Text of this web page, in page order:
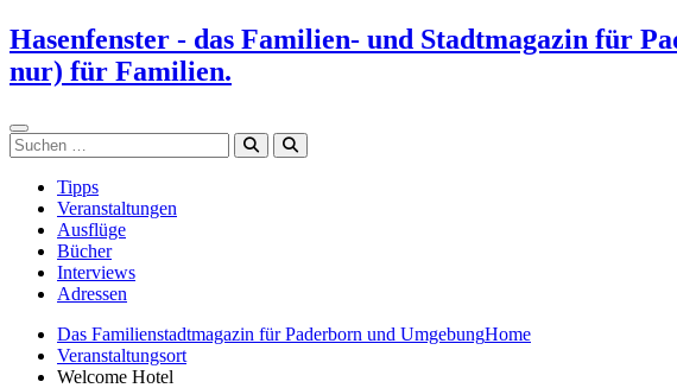
Zum
Inhalt
springen
Hasenfenster - das Familien- und Stadtmagazin für
nur) für Familien.
Suchen
Tipps
Veranstaltungen
Ausflüge
Bücher
Interviews
Adressen
Das Familienstadtmagazin für Paderborn und UmgebungHome
Veranstaltungsort
Welcome Hotel